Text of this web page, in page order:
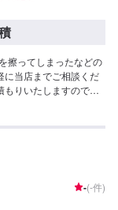
擦ってしまったなどの
に当店までご相談くだ
もりいたしますので、
-(-件)